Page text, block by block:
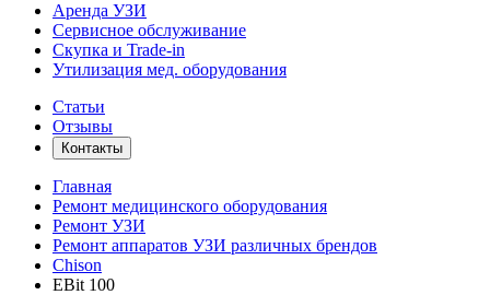
Аренда УЗИ
Сервисное обслуживание
Скупка и Trade-in
Утилизация мед. оборудования
Статьи
Отзывы
Контакты
Главная
Ремонт медицинского оборудования
Ремонт УЗИ
Ремонт аппаратов УЗИ различных брендов
Chison
EBit 100